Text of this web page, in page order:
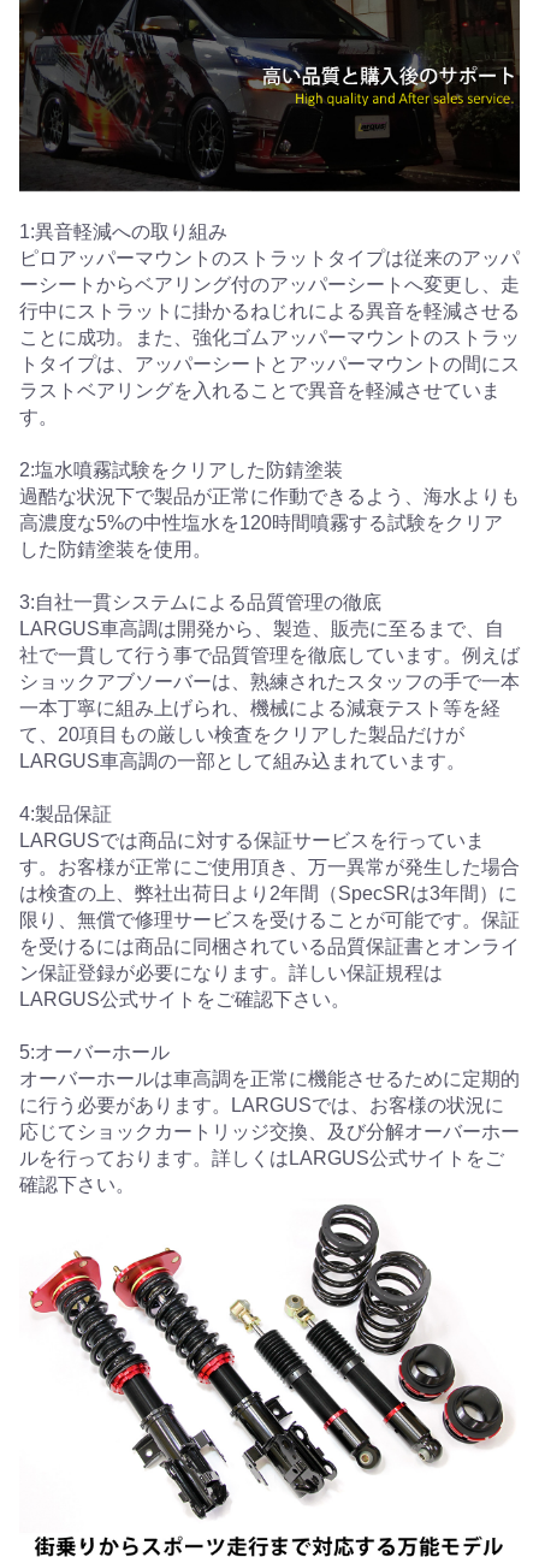
1:異音軽減への取り組み
ピロアッパーマウントのストラットタイプは従来のアッパ
ーシートからベアリング付のアッパーシートへ変更し、走
行中にストラットに掛かるねじれによる異音を軽減させる
ことに成功。また、強化ゴムアッパーマウントのストラッ
トタイプは、アッパーシートとアッパーマウントの間にス
ラストベアリングを入れることで異音を軽減させていま
す。
2:塩水噴霧試験をクリアした防錆塗装
過酷な状況下で製品が正常に作動できるよう、海水よりも
高濃度な5%の中性塩水を120時間噴霧する試験をクリア
した防錆塗装を使用。
3:自社一貫システムによる品質管理の徹底
LARGUS車高調は開発から、製造、販売に至るまで、自
社で一貫して行う事で品質管理を徹底しています。例えば
ショックアブソーバーは、熟練されたスタッフの手で一本
一本丁寧に組み上げられ、機械による減衰テスト等を経
て、20項目もの厳しい検査をクリアした製品だけが
LARGUS車高調の一部として組み込まれています。
4:製品保証
LARGUSでは商品に対する保証サービスを行っていま
す。お客様が正常にご使用頂き、万一異常が発生した場合
は検査の上、弊社出荷日より2年間（SpecSRは3年間）に
限り、無償で修理サービスを受けることが可能です。保証
を受けるには商品に同梱されている品質保証書とオンライ
ン保証登録が必要になります。詳しい保証規程は
LARGUS公式サイトをご確認下さい。
5:オーバーホール
オーバーホールは車高調を正常に機能させるために定期的
に行う必要があります。LARGUSでは、お客様の状況に
応じてショックカートリッジ交換、及び分解オーバーホー
ルを行っております。詳しくはLARGUS公式サイトをご
確認下さい。